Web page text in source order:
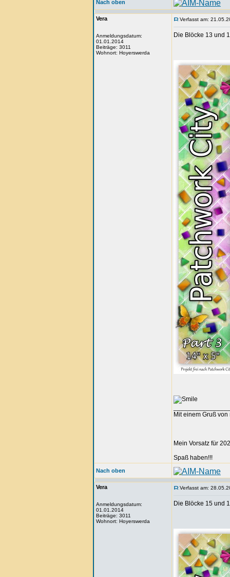
Nach oben
Vera
Anmeldungsdatum:
01.01.2014
Beiträge: 3011
Wohnort: Hoyerswerda
Verfasst am:
Die Blöcke 13 und
Mit einem Gruß von
Mein Vorsatz für
Spaß haben!!!
Nach oben
Vera
Anmeldungsdatum:
01.01.2014
Beiträge: 3011
Wohnort: Hoyerswerda
Verfasst am:
Die Blöcke 15 und